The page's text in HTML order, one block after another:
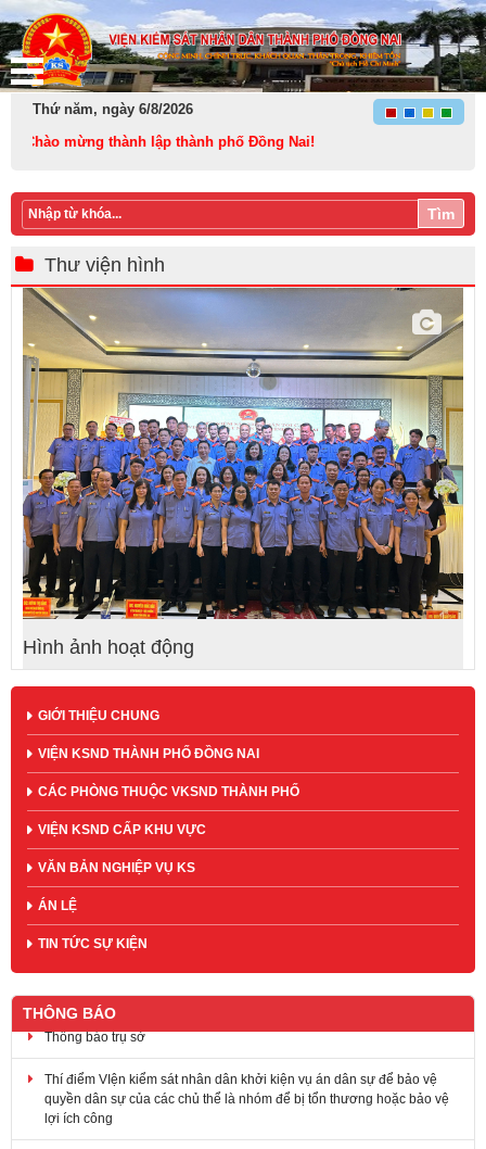
Thứ năm, ngày 6/8/2026
mừng thành lập thành phố Đồng Nai!
Tìm
Thư viện hình
Hình ảnh hoạt động
GIỚI THIỆU CHUNG
VIỆN KSND THÀNH PHỐ ĐỒNG NAI
CÁC PHÒNG THUỘC VKSND THÀNH PHỐ
VIỆN KSND CẤP KHU VỰC
VĂN BẢN NGHIỆP VỤ KS
ÁN LỆ
TIN TỨC SỰ KIỆN
THÔNG BÁO
quyền dân sự của các chủ thể là nhóm để bị tổn thương hoặc bảo vệ
lợi ích công